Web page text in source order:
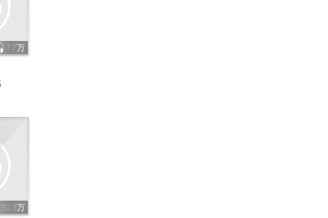
1.7万
10.3万